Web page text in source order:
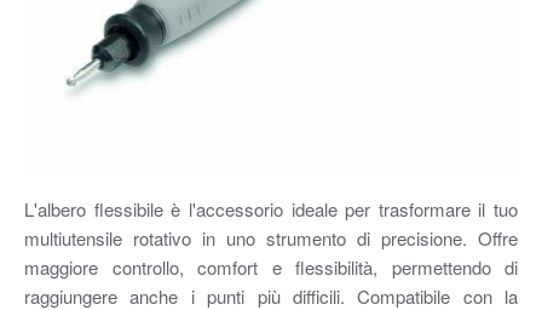
L'albero flessibile è l'accessorio ideale per trasformare il tuo
multiutensile rotativo in uno strumento di precisione. Offre
maggiore controllo, comfort e flessibilità, permettendo di
raggiungere anche i punti più difficili. Compatibile con la